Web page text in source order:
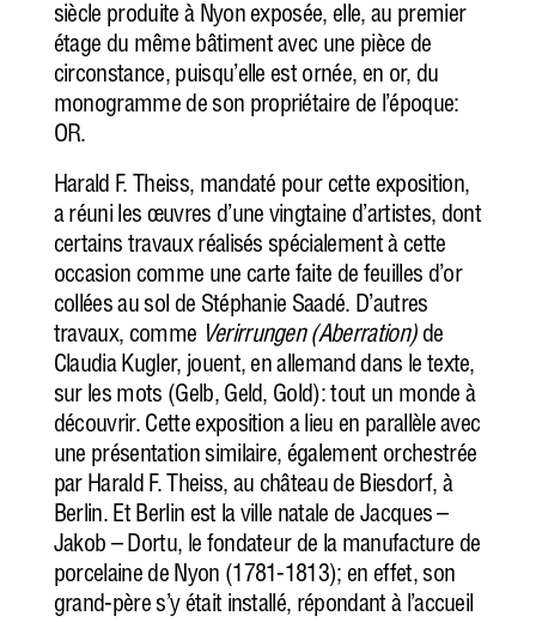
siècle produite à Nyon exposée, elle, au premier
étage du même bâtiment avec une pièce de
circonstance, puisqu’elle est ornée, en or, du
monogramme de son propriétaire de l’époque:
OR.
Harald F. Theiss, mandaté pour cette exposition,
a réuni les œuvres d’une vingtaine d’artistes, dont
certains travaux réalisés spécialement à cette
occasion comme une carte faite de feuilles d’or
collées au sol de Stéphanie Saadé. D’autres
travaux, comme Verirrungen (Aberration) de
Claudia Kugler, jouent, en allemand dans le texte,
sur les mots (Gelb, Geld, Gold): tout un monde à
découvrir. Cette exposition a lieu en parallèle avec
une présentation similaire, également orchestrée
par Harald F. Theiss, au château de Biesdorf, à
Berlin. Et Berlin est la ville natale de Jacques –
Jakob – Dortu, le fondateur de la manufacture de
porcelaine de Nyon (1781-1813); en effet, son
grand-père s’y était installé, répondant à l’accueil